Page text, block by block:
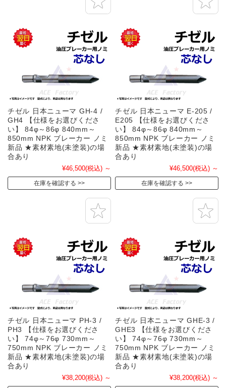
チゼル 日本ニューマ GH-4 /
GH4 【仕様をお選びくださ
い】 84φ～86φ 840mm～
850mm NPK ブレーカー ノミ
新品 ★素材素地(未塗装)の場
合あり
¥46,500(税込) ～
在庫を確認する
チゼル 日本ニューマ E-205 /
E205 【仕様をお選びくださ
い】 84φ～86φ 840mm～
850mm NPK ブレーカー ノミ
新品 ★素材素地(未塗装)の場
合あり
¥46,500(税込) ～
在庫を確認する
チゼル 日本ニューマ PH-3 /
PH3 【仕様をお選びくださ
い】 74φ～76φ 730mm～
750mm NPK ブレーカー ノミ
新品 ★素材素地(未塗装)の場
合あり
¥38,200(税込) ～
チゼル 日本ニューマ GHE-3 /
GHE3 【仕様をお選びくださ
い】 74φ～76φ 730mm～
750mm NPK ブレーカー ノミ
新品 ★素材素地(未塗装)の場
合あり
¥38,200(税込) ～